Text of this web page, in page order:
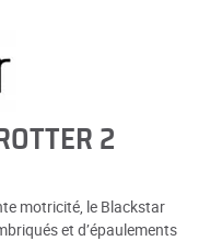
2
motricité, le Blackstar
et d’épaulements